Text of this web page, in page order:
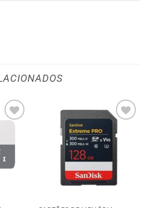
Adicionar
aos meus
desejos